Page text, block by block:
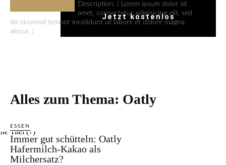
Jetzt kostenlos
Description. ( Lorem ipsum dolor sit
amet, consectetur adipisicing elit, sed
do eiusmod tempor incididunt ut labore et dolore magna
aliqua. )
Alles zum Thema: Oatly
ESSEN
Immer gut schütteln: Oatly
Hafermilch-Kakao als
Milchersatz?